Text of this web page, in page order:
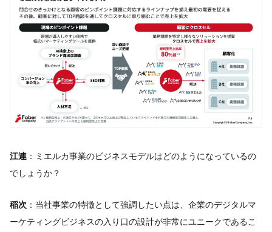
江連 ：ミエルカ事業のビジネスモデルはどのようになっているの
でしょうか？
稲次 ：当社事業の特徴として強調したい点は、企業のデジタルマ
ーケティングビジネスの入り口の設計が非常にユニークであるこ